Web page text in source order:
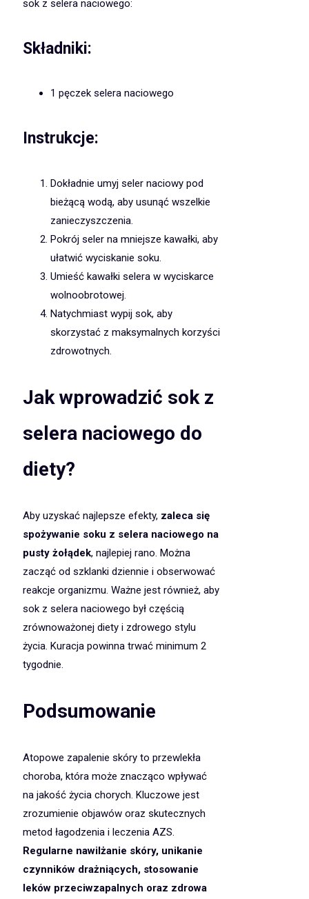
sok z selera naciowego:
Składniki:
1 pęczek selera naciowego
Instrukcje:
Dokładnie umyj seler naciowy pod
bieżącą wodą, aby usunąć wszelkie
zanieczyszczenia.
Pokrój seler na mniejsze kawałki, aby
ułatwić wyciskanie soku.
Umieść kawałki selera w wyciskarce
wolnoobrotowej.
Natychmiast wypij sok, aby
skorzystać z maksymalnych korzyści
zdrowotnych.
Jak wprowadzić sok z
selera naciowego do
diety?
Aby uzyskać najlepsze efekty, zaleca się
spożywanie soku z selera naciowego na
pusty żołądek, najlepiej rano. Można
zacząć od szklanki dziennie i obserwować
reakcje organizmu. Ważne jest również, aby
sok z selera naciowego był częścią
zrównoważonej diety i zdrowego stylu
życia. Kuracja powinna trwać minimum 2
tygodnie.
Podsumowanie
Atopowe zapalenie skóry to przewlekła
choroba, która może znacząco wpływać
na jakość życia chorych. Kluczowe jest
zrozumienie objawów oraz skutecznych
metod łagodzenia i leczenia AZS.
Regularne nawilżanie skóry, unikanie
czynników drażniących, stosowanie
leków przeciwzapalnych oraz zdrowa